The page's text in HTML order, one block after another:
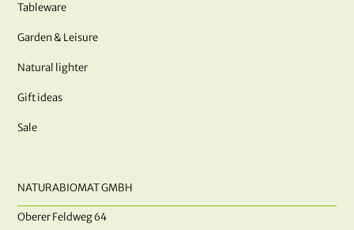
Tableware
Garden & Leisure
Natural lighter
Gift ideas
Sale
NATURABIOMAT GMBH
Oberer Feldweg 64